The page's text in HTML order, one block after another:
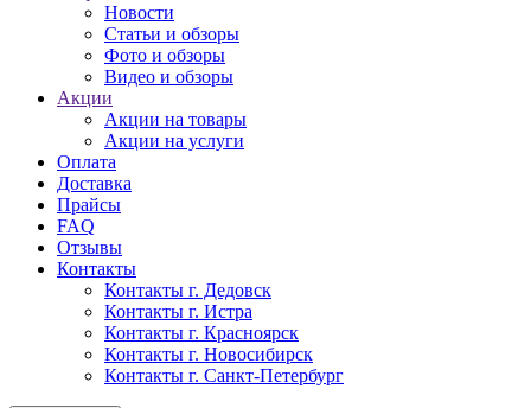
Новости
Статьи и обзоры
Фото и обзоры
Видео и обзоры
Акции
Акции на товары
Акции на услуги
Оплата
Доставка
Прайсы
FAQ
Отзывы
Контакты
Контакты г. Дедовск
Контакты г. Истра
Контакты г. Красноярск
Контакты г. Новосибирск
Контакты г. Санкт-Петербург